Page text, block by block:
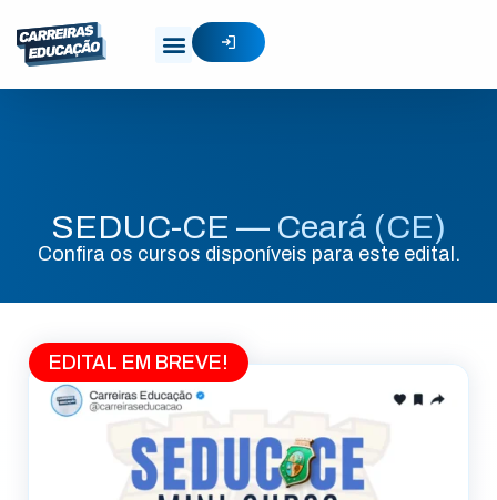
SEDUC-CE — Ceará (CE)
Confira os cursos disponíveis para este edital.
EDITAL EM BREVE!